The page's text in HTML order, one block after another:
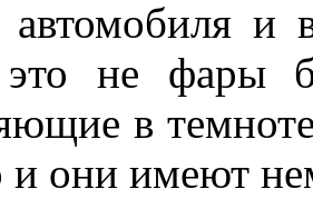
автомобиля и
это не фары
в
и они имеют